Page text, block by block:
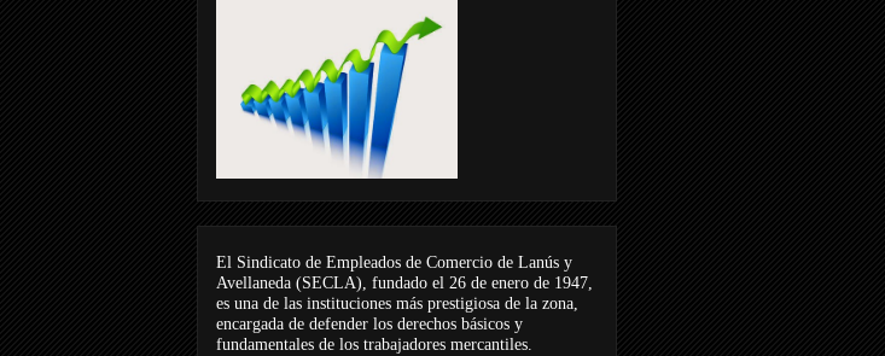
El Sindicato de Empleados de Comercio de Lanús y
Avellaneda (SECLA), fundado el 26 de enero de 1947,
es una de las instituciones más prestigiosa de la zona,
encargada de defender los derechos básicos y
fundamentales de los trabajadores mercantiles.